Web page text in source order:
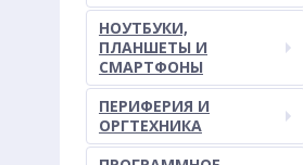
НОУТБУКИ,
ПЛАНШЕТЫ И
СМАРТФОНЫ
ПЕРИФЕРИЯ И
ОРГТЕХНИКА